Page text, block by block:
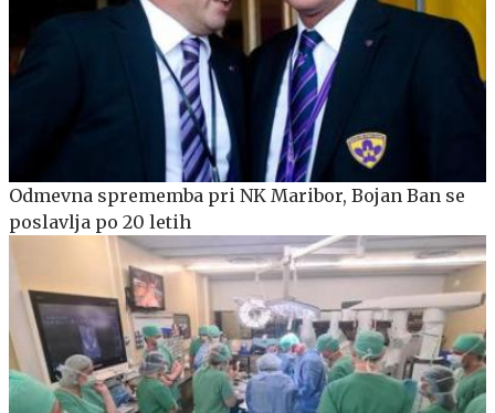
Odmevna sprememba pri NK Maribor, Bojan Ban se
poslavlja po 20 letih